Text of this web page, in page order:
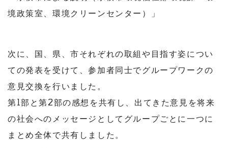
境政策室、環境クリーンセンター）」
次に、国、県、市それぞれの取組や目指す姿につい
ての発表を受けて、参加者同士でグループワークの
意見交換を行いました。
第1部と第2部の感想を共有し、出てきた意見を将来
の社会へのメッセージとしてグループごとに一つに
まとめ全体で共有しました。